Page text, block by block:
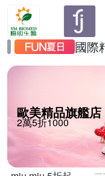
國際
歐美精品旗艦店
2萬5折1000